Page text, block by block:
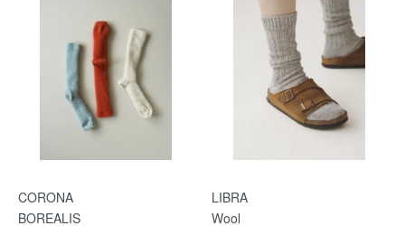
CORONA
BOREALIS
LIBRA
Wool